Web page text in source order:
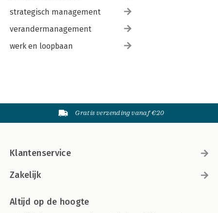
strategisch management
verandermanagement
werk en loopbaan
Gratis verzending vanaf €20
Klantenservice
Zakelijk
Altijd op de hoogte